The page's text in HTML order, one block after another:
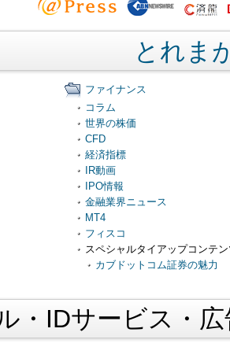
とれま
ファイナンス
コラム
世界の株価
CFD
経済指標
IR動画
IPO情報
金融業界ニュース
MT4
フィスコ
スペシャルタイアップコンテ
カブドットコム証券の魅力
・IDサービス・